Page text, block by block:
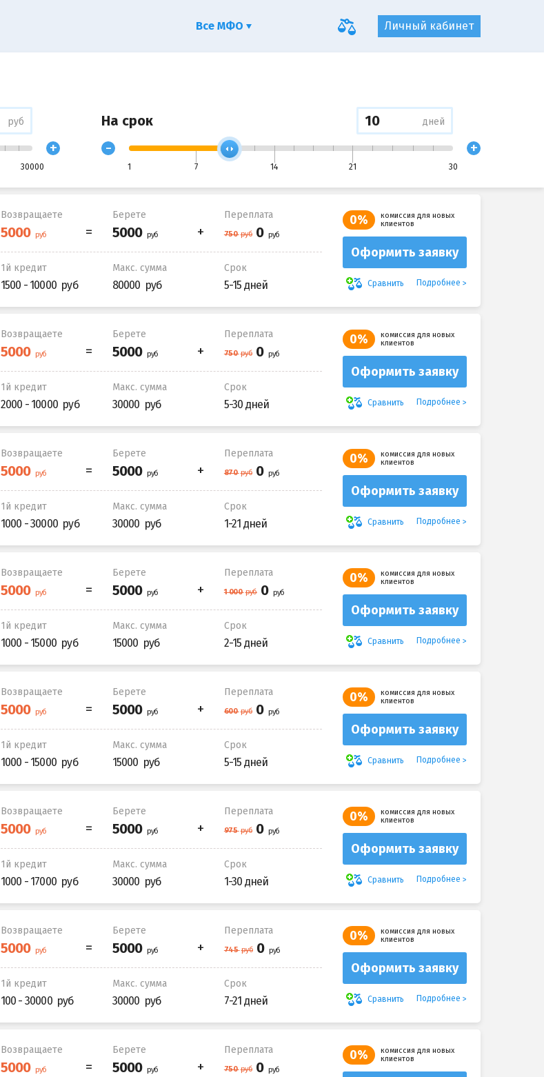
руб
30000
+
На срок дней
-
1 7 14 21 30
+
Возвращаете Берете Переплата
1й кредит
1500 - 10000
Макс. сумма
80000
Срок
5-15 дней
0%
комиссия для новых
клиентов
Оформить заявку
Сравнить Подробнее
Возвращаете Берете Переплата
1й кредит
2000 - 10000
Макс. сумма
30000
Срок
5-30 дней
0%
комиссия для новых
клиентов
Оформить заявку
Сравнить Подробнее
Возвращаете Берете Переплата
1й кредит
1000 - 30000
Макс. сумма
30000
Срок
1-21 дней
0%
комиссия для новых
клиентов
Оформить заявку
Сравнить Подробнее
Возвращаете Берете Переплата
1й кредит
1000 - 15000
Макс. сумма
15000
Срок
2-15 дней
0%
комиссия для новых
клиентов
Оформить заявку
Сравнить Подробнее
Возвращаете Берете Переплата
1й кредит
1000 - 15000
Макс. сумма
15000
Срок
5-15 дней
0%
комиссия для новых
клиентов
Оформить заявку
Сравнить Подробнее
Возвращаете Берете Переплата
1й кредит
1000 - 17000
Макс. сумма
30000
Срок
1-30 дней
0%
комиссия для новых
клиентов
Оформить заявку
Сравнить Подробнее
Возвращаете Берете Переплата
1й кредит
100 - 30000
Макс. сумма
30000
Срок
7-21 дней
0%
комиссия для новых
клиентов
Оформить заявку
Сравнить Подробнее
Возвращаете Берете Переплата 0%
комиссия для новых
клиентов
Личный кабинет
Все МФО